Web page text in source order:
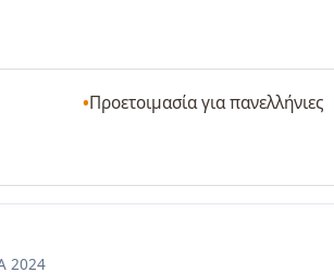
Προετοιμασία για πανελλήνιες
2024